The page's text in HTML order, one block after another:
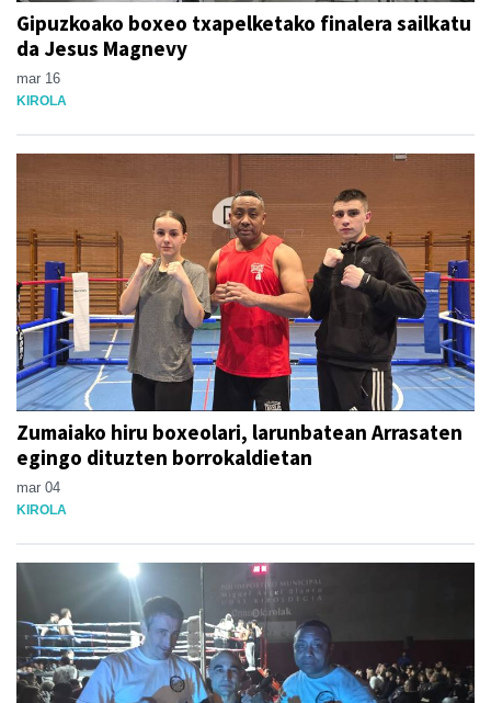
Gipuzkoako boxeo txapelketako finalera sailkatu
da Jesus Magnevy
mar 16
KIROLA
Zumaiako hiru boxeolari, larunbatean Arrasaten
egingo dituzten borrokaldietan
mar 04
KIROLA